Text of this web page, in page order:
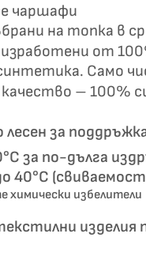
чаршафи
на топка в
от
Само
качество –
за
за по-дълга
40°C
химически избелители
изделия